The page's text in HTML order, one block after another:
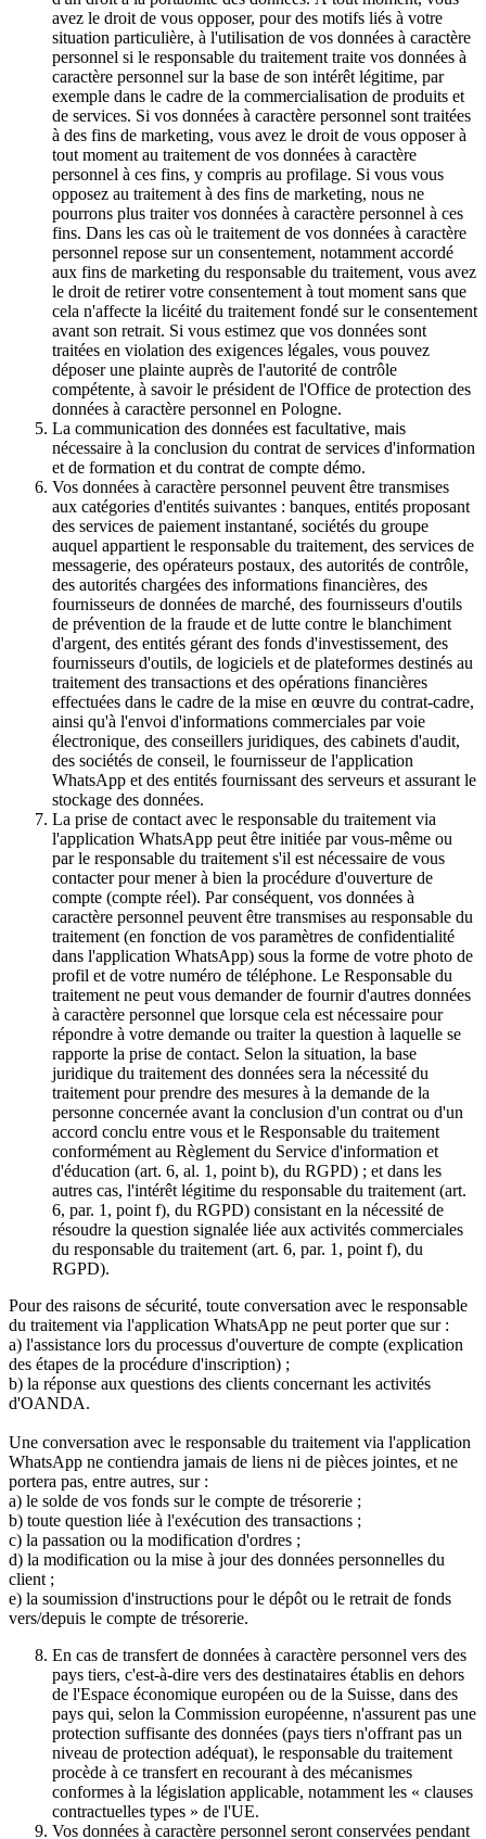
avez le droit de vous opposer, pour des motifs liés à votre
situation particulière, à l'utilisation de vos données à caractère
personnel si le responsable du traitement traite vos données à
caractère personnel sur la base de son intérêt légitime, par
exemple dans le cadre de la commercialisation de produits et
de services. Si vos données à caractère personnel sont traitées
à des fins de marketing, vous avez le droit de vous opposer à
tout moment au traitement de vos données à caractère
personnel à ces fins, y compris au profilage. Si vous vous
opposez au traitement à des fins de marketing, nous ne
pourrons plus traiter vos données à caractère personnel à ces
fins. Dans les cas où le traitement de vos données à caractère
personnel repose sur un consentement, notamment accordé
aux fins de marketing du responsable du traitement, vous avez
le droit de retirer votre consentement à tout moment sans que
cela n'affecte la licéité du traitement fondé sur le consentement
avant son retrait. Si vous estimez que vos données sont
traitées en violation des exigences légales, vous pouvez
déposer une plainte auprès de l'autorité de contrôle
compétente, à savoir le président de l'Office de protection des
données à caractère personnel en Pologne.
La communication des données est facultative, mais
nécessaire à la conclusion du contrat de services d'information
et de formation et du contrat de compte démo.
Vos données à caractère personnel peuvent être transmises
aux catégories d'entités suivantes : banques, entités proposant
des services de paiement instantané, sociétés du groupe
auquel appartient le responsable du traitement, des services de
messagerie, des opérateurs postaux, des autorités de contrôle,
des autorités chargées des informations financières, des
fournisseurs de données de marché, des fournisseurs d'outils
de prévention de la fraude et de lutte contre le blanchiment
d'argent, des entités gérant des fonds d'investissement, des
fournisseurs d'outils, de logiciels et de plateformes destinés au
traitement des transactions et des opérations financières
effectuées dans le cadre de la mise en œuvre du contrat-cadre,
ainsi qu'à l'envoi d'informations commerciales par voie
électronique, des conseillers juridiques, des cabinets d'audit,
des sociétés de conseil, le fournisseur de l'application
WhatsApp et des entités fournissant des serveurs et assurant le
stockage des données.
La prise de contact avec le responsable du traitement via
l'application WhatsApp peut être initiée par vous-même ou
par le responsable du traitement s'il est nécessaire de vous
contacter pour mener à bien la procédure d'ouverture de
compte (compte réel). Par conséquent, vos données à
caractère personnel peuvent être transmises au responsable du
traitement (en fonction de vos paramètres de confidentialité
dans l'application WhatsApp) sous la forme de votre photo de
profil et de votre numéro de téléphone. Le Responsable du
traitement ne peut vous demander de fournir d'autres données
à caractère personnel que lorsque cela est nécessaire pour
répondre à votre demande ou traiter la question à laquelle se
rapporte la prise de contact. Selon la situation, la base
juridique du traitement des données sera la nécessité du
traitement pour prendre des mesures à la demande de la
personne concernée avant la conclusion d'un contrat ou d'un
accord conclu entre vous et le Responsable du traitement
conformément au Règlement du Service d'information et
d'éducation (art. 6, al. 1, point b), du RGPD) ; et dans les
autres cas, l'intérêt légitime du responsable du traitement (art.
6, par. 1, point f), du RGPD) consistant en la nécessité de
résoudre la question signalée liée aux activités commerciales
du responsable du traitement (art. 6, par. 1, point f), du
RGPD).
Pour des raisons de sécurité, toute conversation avec le responsable
du traitement via l'application WhatsApp ne peut porter que sur :
a) l'assistance lors du processus d'ouverture de compte (explication
des étapes de la procédure d'inscription) ;
b) la réponse aux questions des clients concernant les activités
d'OANDA.
Une conversation avec le responsable du traitement via l'application
WhatsApp ne contiendra jamais de liens ni de pièces jointes, et ne
portera pas, entre autres, sur :
a) le solde de vos fonds sur le compte de trésorerie ;
b) toute question liée à l'exécution des transactions ;
c) la passation ou la modification d'ordres ;
d) la modification ou la mise à jour des données personnelles du
client ;
e) la soumission d'instructions pour le dépôt ou le retrait de fonds
vers/depuis le compte de trésorerie.
En cas de transfert de données à caractère personnel vers des
pays tiers, c'est-à-dire vers des destinataires établis en dehors
de l'Espace économique européen ou de la Suisse, dans des
pays qui, selon la Commission européenne, n'assurent pas une
protection suffisante des données (pays tiers n'offrant pas un
niveau de protection adéquat), le responsable du traitement
procède à ce transfert en recourant à des mécanismes
conformes à la législation applicable, notamment les « clauses
contractuelles types » de l'UE.
Vos données à caractère personnel seront conservées pendant